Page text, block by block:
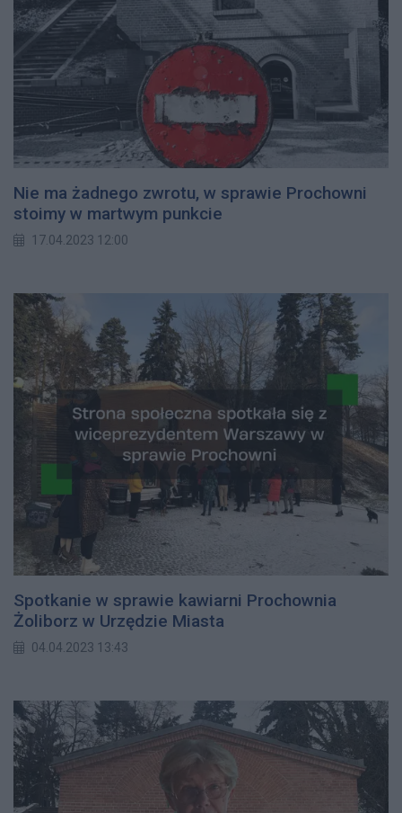
Nie ma żadnego zwrotu, w sprawie Prochowni
stoimy w martwym punkcie
17.04.2023 12:00
Spotkanie w sprawie kawiarni Prochownia
Żoliborz w Urzędzie Miasta
04.04.2023 13:43